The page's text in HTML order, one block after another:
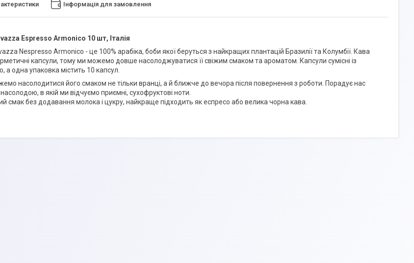
Інформація для замовлення
Espresso Armonico 10 шт, Італія
Nespresso Armonico - це 100% арабіка, боби якої беруться з найкращих плантацій Бразилії та Колумбії. Кава
капсули, тому ми можемо довше насолоджуватися її свіжим смаком та ароматом. Капсули сумісні із
а одна упаковка містить 10 капсул.
насолодитися його смаком не тільки вранці, а й ближче до вечора після повернення з роботи. Порадує нас
в якій ми відчуємо приємні, сухофруктові ноти.
смак без додавання молока і цукру, найкраще підходить як еспресо або велика чорна кава.